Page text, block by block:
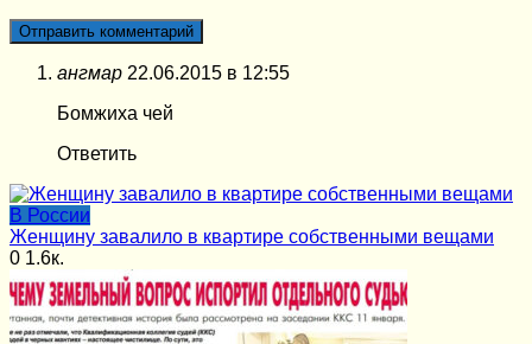
ангмар 22.06.2015 в 12:55
Бомжиха чей
Ответить
В России
Женщину завалило в квартире собственными вещами
0 1.6к.